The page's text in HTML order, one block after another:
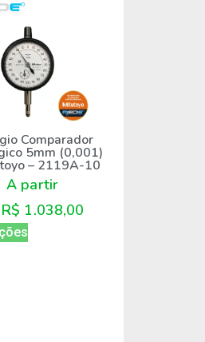
Comparador
5mm (0,001)
– 2119A-10
A partir
R$ 1.038,00